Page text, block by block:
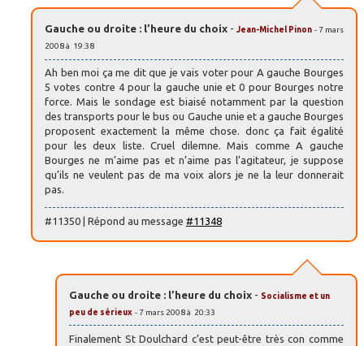
Gauche ou droite : l’heure du choix - Jean-Michel Pinon - 7 mars
2008 à 19:38
Ah ben moi ça me dit que je vais voter pour A gauche Bourges
5 votes contre 4 pour la gauche unie et 0 pour Bourges notre
force. Mais le sondage est biaisé notamment par la question
des transports pour le bus ou Gauche unie et a gauche Bourges
proposent exactement la même chose. donc ça fait égalité
pour les deux liste. Cruel dilemne. Mais comme A gauche
Bourges ne m’aime pas et n’aime pas l’agitateur, je suppose
qu’ils ne veulent pas de ma voix alors je ne la leur donnerait
pas.
#11350 | Répond au message #11348
Gauche ou droite : l’heure du choix - Socialisme et un
peu de sérieux - 7 mars 2008 à 20:33
Finalement St Doulchard c’est peut-être très con comme